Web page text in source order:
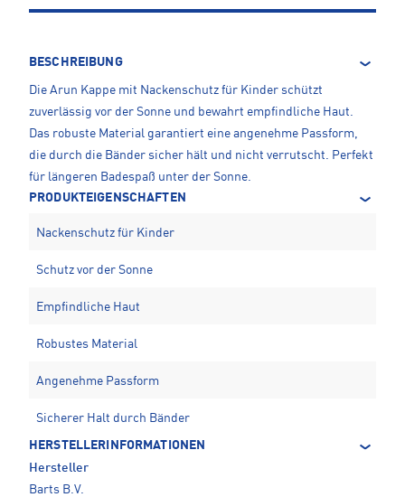
BESCHREIBUNG
Die Arun Kappe mit Nackenschutz für Kinder schützt
zuverlässig vor der Sonne und bewahrt empfindliche Haut.
Das robuste Material garantiert eine angenehme Passform,
die durch die Bänder sicher hält und nicht verrutscht. Perfekt
für längeren Badespaß unter der Sonne.
PRODUKTEIGENSCHAFTEN
Nackenschutz für Kinder
Schutz vor der Sonne
Empfindliche Haut
Robustes Material
Angenehme Passform
Sicherer Halt durch Bänder
HERSTELLERINFORMATIONEN
Hersteller
Barts B.V.